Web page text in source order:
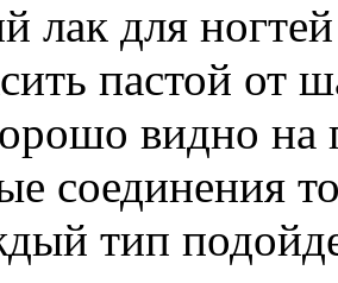
лак для
пастой от
видно на
соединения
тип